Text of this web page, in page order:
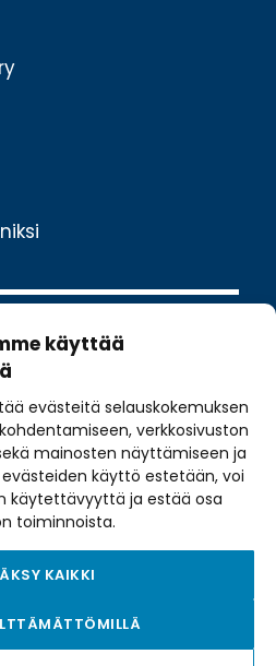
käyttää
evästeitä selauskokemuksen
verkkosivuston
mainosten näyttämiseen ja
käyttö estetään, voi
käytettävyyttä ja estää osa
toiminnoista.
KAIKKI
10
Helsinki
516 9590